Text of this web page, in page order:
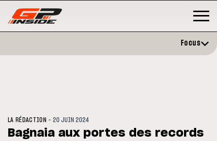
Focus
LA RÉDACTION -20 JUIN 2024
Bagnaia aux portes des records